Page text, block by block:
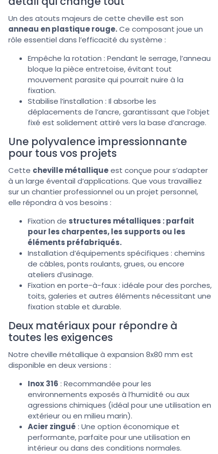
Un des atouts majeurs de cette cheville est son
anneau en plastique rouge.Ce composant joue un
rôle essentiel dans l’efficacité du système :
Empêche la rotation : Pendant le serrage, l’anneau
bloque la pièce entretoise, évitant tout
mouvement parasite qui pourrait nuire à la
fixation.
Stabilise l’installation : Il absorbe les
déplacements de l’ancre, garantissant que l’objet
fixé est solidement attiré vers la base d’ancrage.
Une polyvalence impressionnante
pour tous vos projets
Cette cheville métalliqueest conçue pour s’adapter
à un large éventail d’applications. Que vous travailliez
sur un chantier professionnel ou un projet personnel,
elle répondra à vos besoins :
Fixation de structures métalliques : parfait
pour les charpentes, les supports ou les
éléments préfabriqués.
Installation d’équipements spécifiques : chemins
de câbles, ponts roulants, grues, ou encore
ateliers d’usinage.
Fixation en porte-à-faux : idéale pour des porches,
toits, galeries et autres éléments nécessitant une
fixation stable et durable.
Deux matériaux pour répondre à
toutes les exigences
Notre cheville métallique à expansion 8x80 mm est
disponible en deux versions :
Inox 316 : Recommandée pour les
environnements exposés à l’humidité ou aux
agressions chimiques (idéal pour une utilisation en
extérieur ou en milieu marin).
Acier zingué : Une option économique et
performante, parfaite pour une utilisation en
intérieur ou dans des conditions normales.